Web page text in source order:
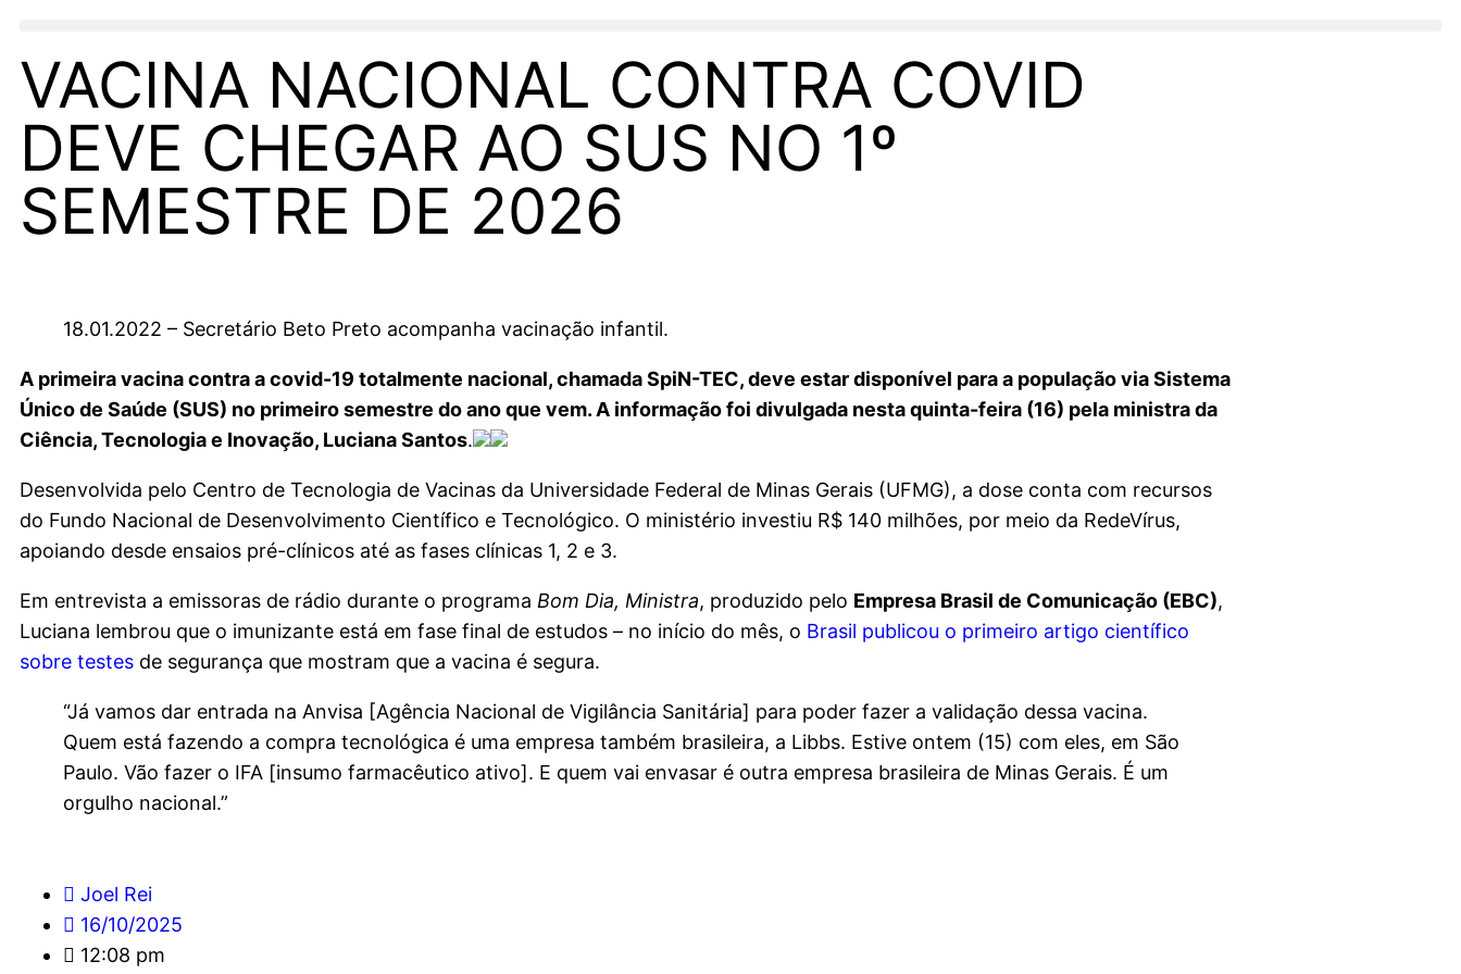
VACINA NACIONAL CONTRA COVID
DEVE CHEGAR AO SUS NO 1º
SEMESTRE DE 2026
18.01.2022 – Secretário Beto Preto acompanha vacinação infantil.
A primeira vacina contra a covid-19 totalmente nacional, chamada SpiN-TEC, deve estar disponível para a população via Sistema
Único de Saúde (SUS) no primeiro semestre do ano que vem. A informação foi divulgada nesta quinta-feira (16) pela ministra da
Ciência, Tecnologia e Inovação, Luciana Santos.
Desenvolvida pelo Centro de Tecnologia de Vacinas da Universidade Federal de Minas Gerais (UFMG), a dose conta com recursos
do Fundo Nacional de Desenvolvimento Científico e Tecnológico. O ministério investiu R$ 140 milhões, por meio da RedeVírus,
apoiando desde ensaios pré-clínicos até as fases clínicas 1, 2 e 3.
Em entrevista a emissoras de rádio durante o programa Bom Dia, Ministra, produzido pelo Empresa Brasil de Comunicação (EBC),
Luciana lembrou que o imunizante está em fase final de estudos – no início do mês, o Brasil publicou o primeiro artigo científico
sobre testes de segurança que mostram que a vacina é segura.
“Já vamos dar entrada na Anvisa [Agência Nacional de Vigilância Sanitária] para poder fazer a validação dessa vacina.
Quem está fazendo a compra tecnológica é uma empresa também brasileira, a Libbs. Estive ontem (15) com eles, em São
Paulo. Vão fazer o IFA [insumo farmacêutico ativo]. E quem vai envasar é outra empresa brasileira de Minas Gerais. É um
orgulho nacional.”
Joel Rei
16/10/2025
12:08 pm